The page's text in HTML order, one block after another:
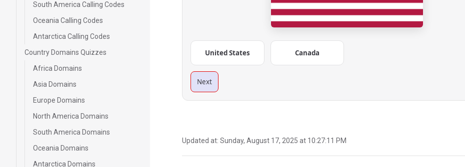
South America Calling Codes
Oceania Calling Codes
Antarctica Calling Codes
Country Domains Quizzes
Africa Domains
Asia Domains
Europe Domains
North America Domains
South America Domains
Oceania Domains
Antarctica Domains
United States Canada
Next
Updated at: Sunday, August 17, 2025 at 10:27:11 PM